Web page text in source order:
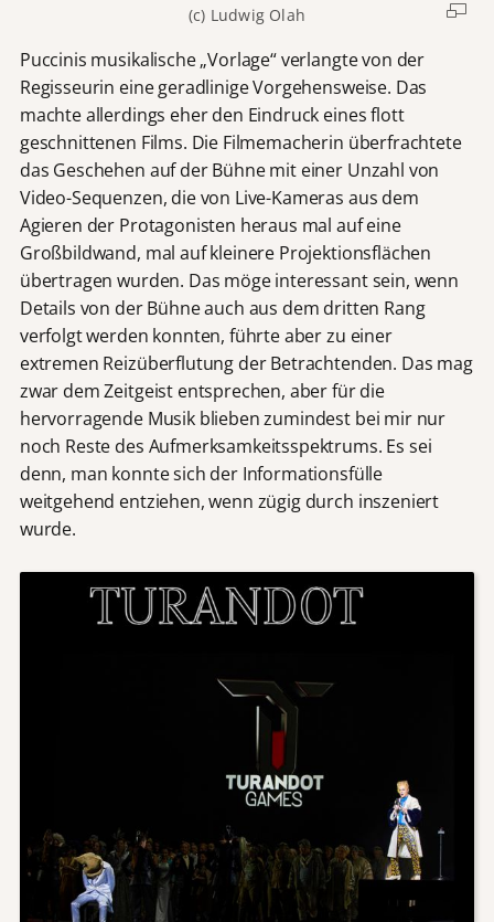
(c) Ludwig Olah
Puccinis musikalische „Vorlage“ verlangte von der
Regisseurin eine geradlinige Vorgehensweise. Das
machte allerdings eher den Eindruck eines flott
geschnittenen Films. Die Filmemacherin überfrachtete
das Geschehen auf der Bühne mit einer Unzahl von
Video-Sequenzen, die von Live-Kameras aus dem
Agieren der Protagonisten heraus mal auf eine
Großbildwand, mal auf kleinere Projektionsflächen
übertragen wurden. Das möge interessant sein, wenn
Details von der Bühne auch aus dem dritten Rang
verfolgt werden konnten, führte aber zu einer
extremen Reizüberflutung der Betrachtenden. Das mag
zwar dem Zeitgeist entsprechen, aber für die
hervorragende Musik blieben zumindest bei mir nur
noch Reste des Aufmerksamkeitsspektrums. Es sei
denn, man konnte sich der Informationsfülle
weitgehend entziehen, wenn zügig durch inszeniert
wurde.